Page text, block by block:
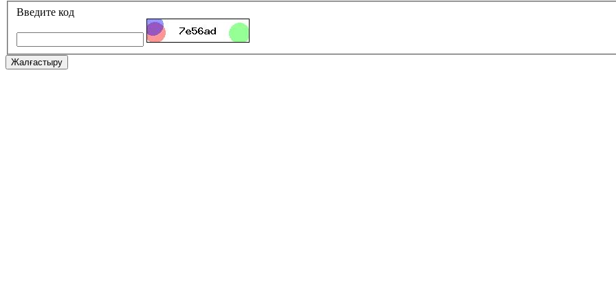
Введите код
Жалғастыру